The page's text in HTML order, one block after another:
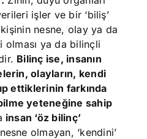
işler ve bir ‘biliş’
nesne, olay ya da
ya da bilinçli
Bilinç ise, insanın
olayların, kendi
ettiklerinin farkında
yeteneğine sahip
insan ‘öz bilinç’
olmayan, ‘kendini’